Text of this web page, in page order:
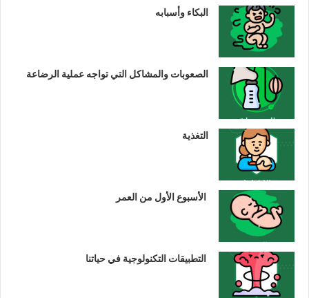
البكاء وأسبابه
الصعوبات والمشاكل التي تواجه عملية الرضاعة
التغذية
الأسبوع الأول من العمر
التطبيقات التكنولوجية في حياتنا